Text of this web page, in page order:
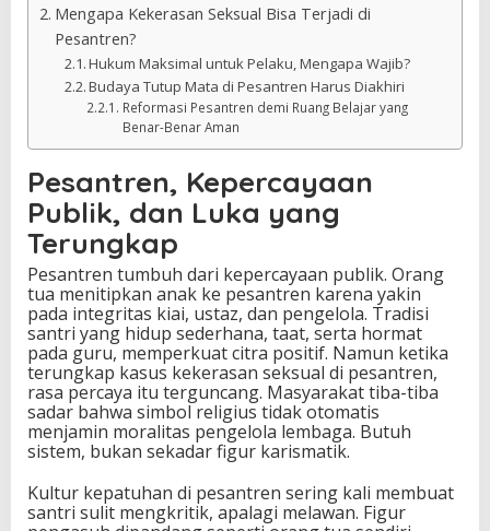
Mengapa Kekerasan Seksual Bisa Terjadi di
Pesantren?
Hukum Maksimal untuk Pelaku, Mengapa Wajib?
Budaya Tutup Mata di Pesantren Harus Diakhiri
Reformasi Pesantren demi Ruang Belajar yang
Benar-Benar Aman
Pesantren, Kepercayaan
Publik, dan Luka yang
Terungkap
Pesantren tumbuh dari kepercayaan publik. Orang
tua menitipkan anak ke pesantren karena yakin
pada integritas kiai, ustaz, dan pengelola. Tradisi
santri yang hidup sederhana, taat, serta hormat
pada guru, memperkuat citra positif. Namun ketika
terungkap kasus kekerasan seksual di pesantren,
rasa percaya itu terguncang. Masyarakat tiba-tiba
sadar bahwa simbol religius tidak otomatis
menjamin moralitas pengelola lembaga. Butuh
sistem, bukan sekadar figur karismatik.
Kultur kepatuhan di pesantren sering kali membuat
santri sulit mengkritik, apalagi melawan. Figur